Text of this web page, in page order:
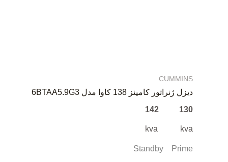
CUMMINS
دیزل ژنراتور کامینز 138 کاوا مدل 6BTAA5.9G3
130 142
kva kva
Standby Prime